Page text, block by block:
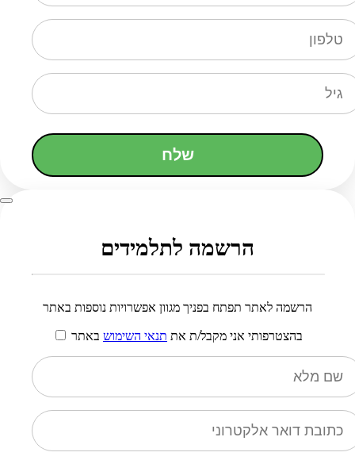
שלח
הרשמה לתלמידים
הרשמה לאתר תפתח בפניך מגוון אפשרויות נוספות באתר
בהצטרפותי אני מקבל/ת את תנאי השימוש באתר